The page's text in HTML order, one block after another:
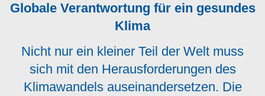
Globale Verantwortung für ein gesundes
Klima
Nicht nur ein kleiner Teil der Welt muss
sich mit den Herausforderungen des
Klimawandels auseinandersetzen. Die